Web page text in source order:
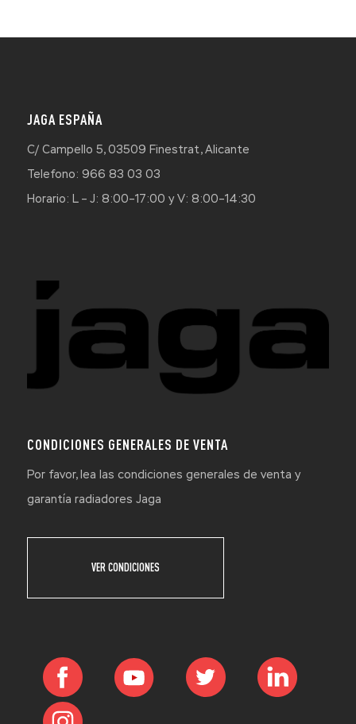
JAGA ESPAÑA
C/ Campello 5, 03509 Finestrat, Alicante
Telefono: 966 83 03 03
Horario: L – J: 8:00–17:00 y V: 8:00–14:30
CONDICIONES GENERALES DE VENTA
Por favor, lea las condiciones generales de venta y
garantía radiadores Jaga
VER CONDICIONES